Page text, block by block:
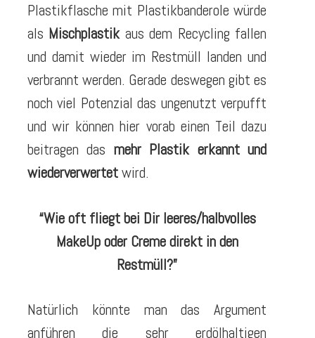
Plastikflasche mit Plastikbanderole würde
als Mischplastikaus dem Recycling fallen
und damit wieder im Restmüll landen und
verbrannt werden. Gerade deswegen gibt es
noch viel Potenzial das ungenutzt verpufft
und wir können hier vorab einen Teil dazu
beitragen das mehr Plastik erkannt und
wiederverwertetwird.
“Wie oft fliegt bei Dir leeres/halbvolles
MakeUp oder Creme direkt in den
Restmüll?”
Natürlich könnte man das Argument
anführen die sehr erdölhaltigen